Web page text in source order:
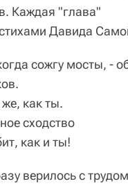
Каждая "глава"
Давида
сожгу мосты, -
как ты.
сходство
как и ты!
верилось с